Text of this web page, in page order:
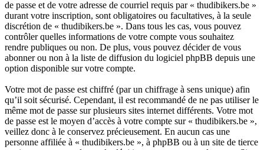
de passe et de votre adresse de courriel requis par « thudibikers.be »
durant votre inscription, sont obligatoires ou facultatives, à la seule
discrétion de « thudibikers.be ». Dans tous les cas, vous pouvez
contrôler quelles informations de votre compte vous souhaitez
rendre publiques ou non. De plus, vous pouvez décider de vous
abonner ou non à la liste de diffusion du logiciel phpBB depuis une
option disponible sur votre compte.
Votre mot de passe est chiffré (par un chiffrage à sens unique) afin
qu’il soit sécurisé. Cependant, il est recommandé de ne pas utiliser le
même mot de passe sur plusieurs sites internet différents. Votre mot
de passe est le moyen d’accès à votre compte sur « thudibikers.be »,
veillez donc à le conservez précieusement. En aucun cas une
personne affiliée à « thudibikers.be », à phpBB ou à un site de tierce